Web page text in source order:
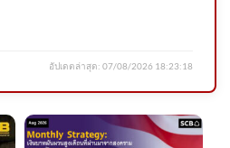
สะตอพันธุ์ตรัง 1 ปลูกคู่มะขาม
อัปเดตล่าสุด: 07/08/2026 18:23:18